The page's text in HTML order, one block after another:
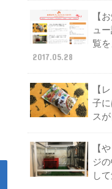
【
ュ
覧
2017.05.28
【
子
ス
【
ジ
し